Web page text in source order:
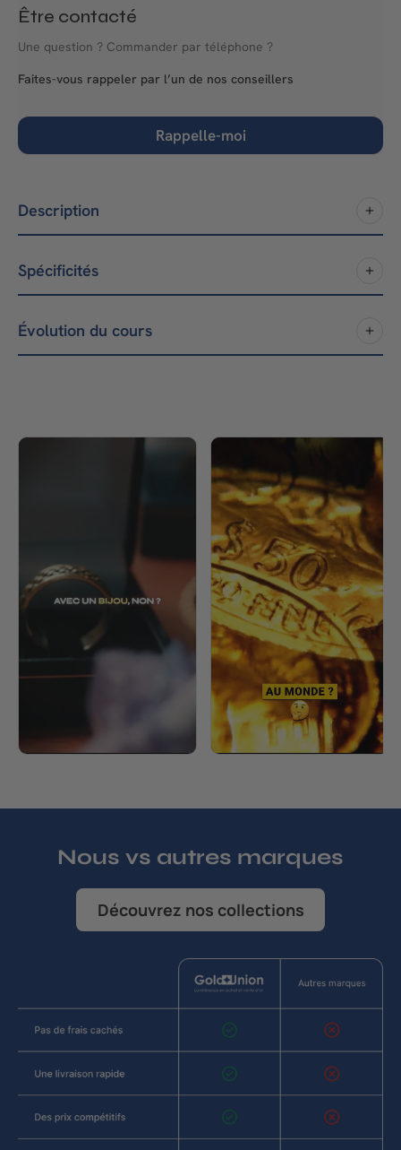
Être contacté
Une question ? Commander par téléphone ?
Faites-vous rappeler par l’un de nos conseillers
Rappelle-moi
Description
Spécificités
Évolution du cours
Nous vs autres marques
Découvrez nos collections